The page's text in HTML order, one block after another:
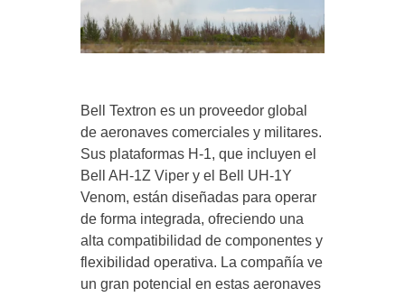
Bell Textron es un proveedor global
de aeronaves comerciales y militares.
Sus plataformas H-1, que incluyen el
Bell AH-1Z Viper y el Bell UH-1Y
Venom, están diseñadas para operar
de forma integrada, ofreciendo una
alta compatibilidad de componentes y
flexibilidad operativa. La compañía ve
un gran potencial en estas aeronaves